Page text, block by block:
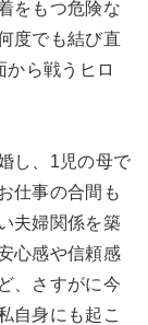
をもつ危険な
度でも結び直
から戦うヒロ
し、1児の母で
仕事の合間も
夫婦関係を築
心感や信頼感
、さすがに今
自身にも起こ